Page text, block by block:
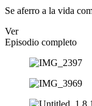
Se aferro a la vida
Ver
Episodio completo